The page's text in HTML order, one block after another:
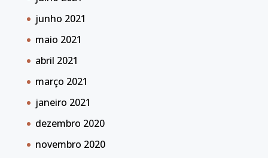
junho 2021
maio 2021
abril 2021
março 2021
janeiro 2021
dezembro 2020
novembro 2020